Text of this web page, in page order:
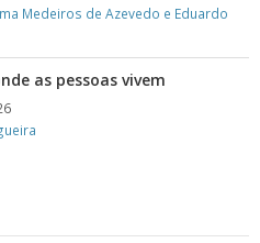
Medeiros de Azevedo e Eduardo
as pessoas vivem